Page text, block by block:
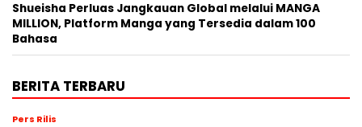
Shueisha Perluas Jangkauan Global melalui MANGA
MILLION, Platform Manga yang Tersedia dalam 100
Bahasa
BERITA TERBARU
Pers Rilis